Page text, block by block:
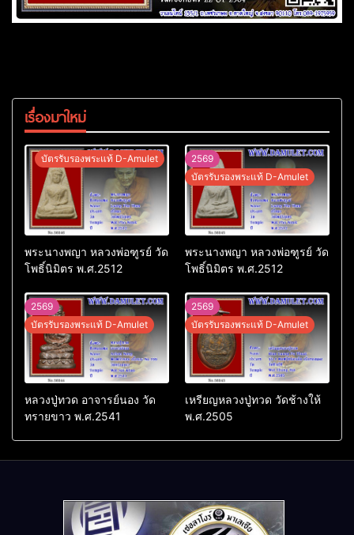
เรื่องมาใหม่
บัตรรับรองพระแท้ D-Amulet
พระนางพญา หลวงพ่อฑูรย์ วัด
โพธิ์นิมิตร พ.ศ.2512
2569
บัตรรับรองพระแท้ D-Amulet
พระนางพญา หลวงพ่อฑูรย์ วัด
โพธิ์นิมิตร พ.ศ.2512
2569
บัตรรับรองพระแท้ D-Amulet
หลวงปู่ทวด อาจารย์นอง วัด
ทรายขาว พ.ศ.2541
2569
บัตรรับรองพระแท้ D-Amulet
เหรียญหลวงปู่ทวด วัดช้างให้
พ.ศ.2505